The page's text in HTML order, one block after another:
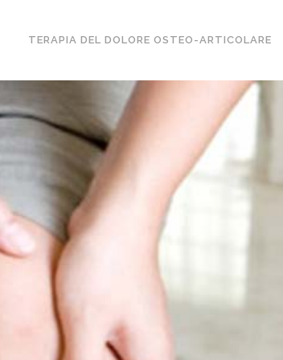
TERAPIA DEL DOLORE OSTEO-ARTICOLARE